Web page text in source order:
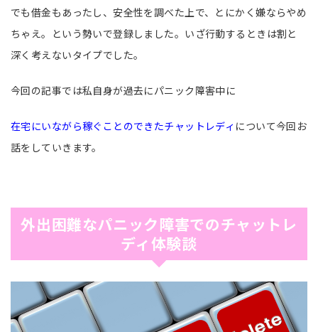
でも借金もあったし、安全性を調べた上で、とにかく嫌ならやめ
ちゃえ。という勢いで登録しました。いざ行動するときは割と
深く考えないタイプでした。
今回の記事では私自身が過去にパニック障害中に
在宅にいながら稼ぐことのできたチャットレディ について今回お
話をしていきます。
外出困難なパニック障害でのチャットレ
ディ体験談